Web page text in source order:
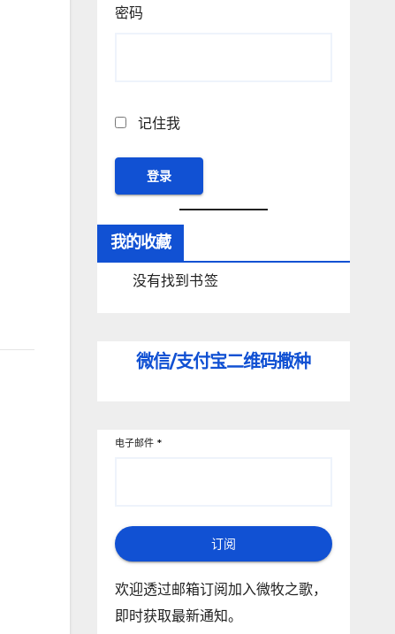
密码
记住我
我的收藏
没有找到书签
微信/支付宝二维码撒种
电子邮件 *
订阅
欢迎透过邮箱订阅加入微牧之歌，
即时获取最新通知。